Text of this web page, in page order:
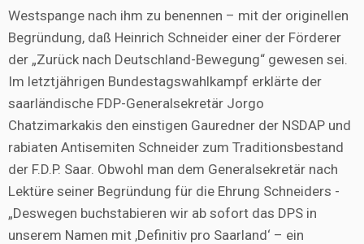
Westspange nach ihm zu benennen – mit der originellen
Begründung, daß Heinrich Schneider einer der Förderer
der „Zurück nach Deutschland-Bewegung“ gewesen sei.
Im letztjährigen Bundestagswahlkampf erklärte der
saarländische FDP-Generalsekretär Jorgo
Chatzimarkakis den einstigen Gauredner der NSDAP und
rabiaten Antisemiten Schneider zum Traditionsbestand
der F.D.P. Saar. Obwohl man dem Generalsekretär nach
Lektüre seiner Begründung für die Ehrung Schneiders -
„Deswegen buchstabieren wir ab sofort das DPS in
unserem Namen mit ,Definitiv pro Saarland‘ – ein